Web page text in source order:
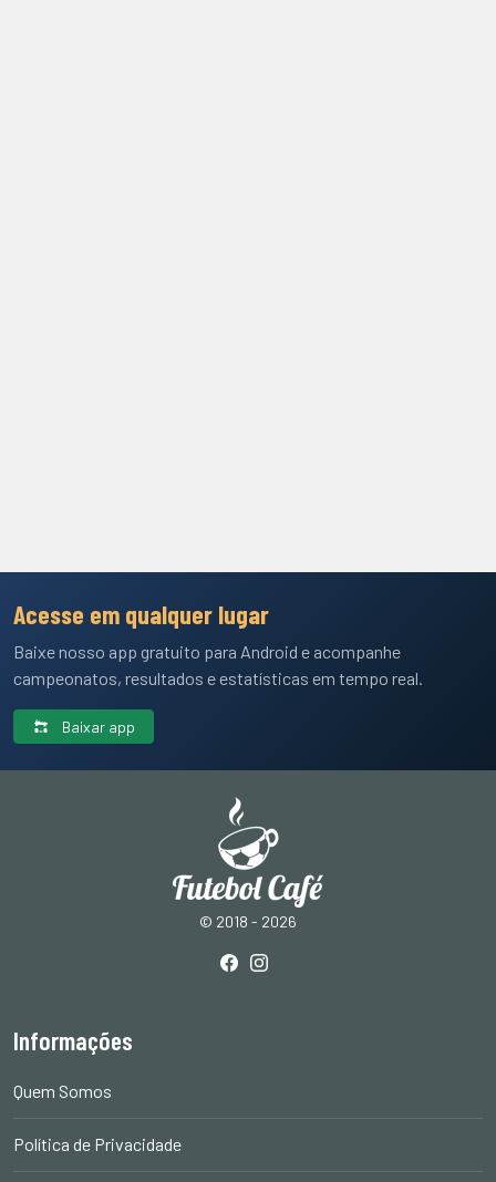
Acesse em qualquer lugar
Baixe nosso app gratuito para Android e acompanhe
campeonatos, resultados e estatísticas em tempo real.
Baixar app
© 2018 - 2026
Informações
Quem Somos
Política de Privacidade